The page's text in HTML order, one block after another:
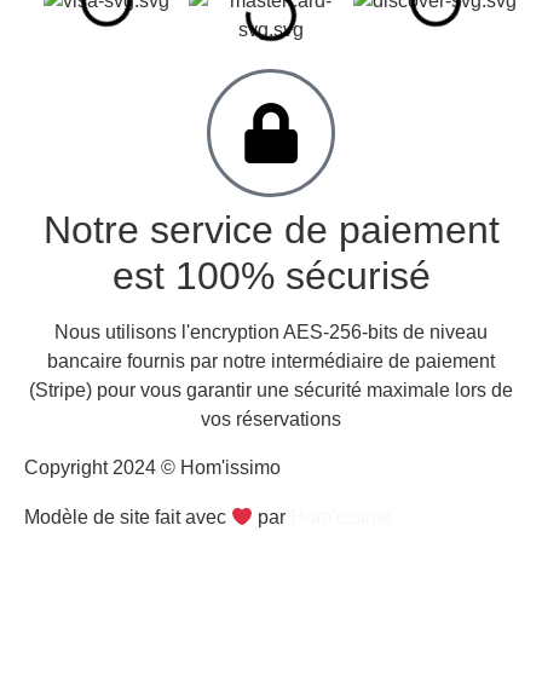
Notre service de paiement
est 100% sécurisé
Nous utilisons l'encryption AES-256-bits de niveau
bancaire fournis par notre intermédiaire de paiement
(Stripe) pour vous garantir une sécurité maximale lors de
vos réservations
Copyright 2024 © Hom'issimo
Modèle de site fait avec par